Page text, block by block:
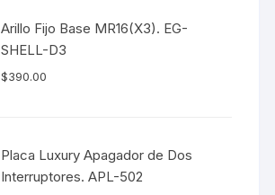
Arillo Fijo Base MR16(X3). EG-
SHELL-D3
$390.00
Placa Luxury Apagador de Dos
Interruptores. APL-502